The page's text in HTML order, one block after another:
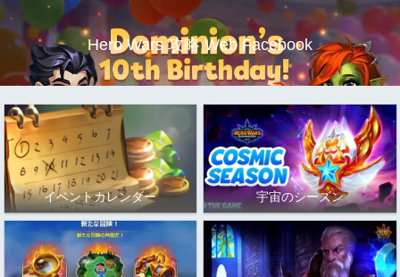
Hero Wars 攻略 Web Facebook
イベントカレンダー 宇宙のシーズン